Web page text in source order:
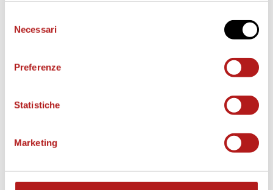
delNecessari
Preferenze
Statistiche
Marketing